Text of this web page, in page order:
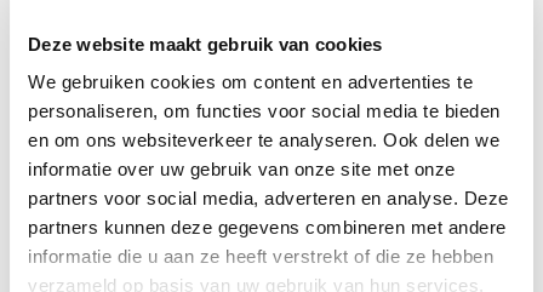
Deze website maakt gebruik van cookies
We gebruiken cookies om content en advertenties te
personaliseren, om functies voor social media te bieden
en om ons websiteverkeer te analyseren. Ook delen we
informatie over uw gebruik van onze site met onze
partners voor social media, adverteren en analyse. Deze
partners kunnen deze gegevens combineren met andere
informatie die u aan ze heeft verstrekt of die ze hebben
verzameld op basis van uw gebruik van hun services.